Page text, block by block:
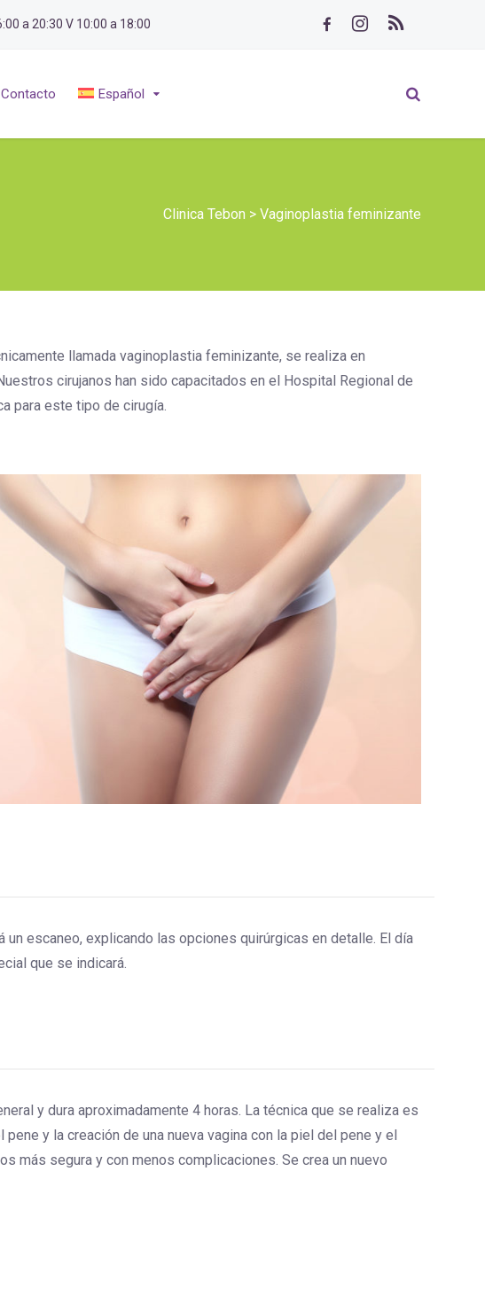
a 20:30 V 10:00 a 18:00
Contacto Español
Clinica Tebon > Vaginoplastia feminizante
llamada vaginoplastia feminizante, se realiza en
cirujanos han sido capacitados en el Hospital Regional de
para este tipo de cirugía.
escaneo, explicando las opciones quirúrgicas en detalle. El día
que se indicará.
y dura aproximadamente 4 horas. La técnica que se realiza es
y la creación de una nueva vagina con la piel del pene y el
más segura y con menos complicaciones. Se crea un nuevo